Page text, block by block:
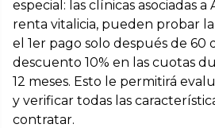
especial: las clínicas asociadas a
renta vitalicia, pueden probar
el 1er pago solo después de 60
descuento 10% en las cuotas
12 meses. Esto le permitirá
y verificar todas las
contratar.